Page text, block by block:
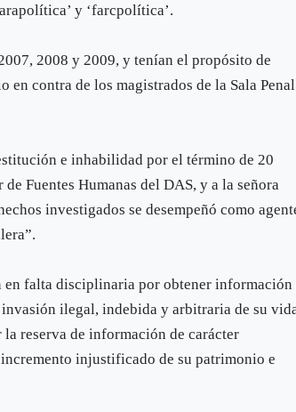
y ‘farcpolítica’.
2008 y 2009, y tenían el propósito de
contra de los magistrados de la Sala Penal
e inhabilidad por el término de 20
Fuentes Humanas del DAS, y a la señora
investigados se desempeñó como
falta disciplinaria por obtener información
ilegal, indebida y arbitraria de su
reserva de información de carácter
injustificado de su patrimonio e